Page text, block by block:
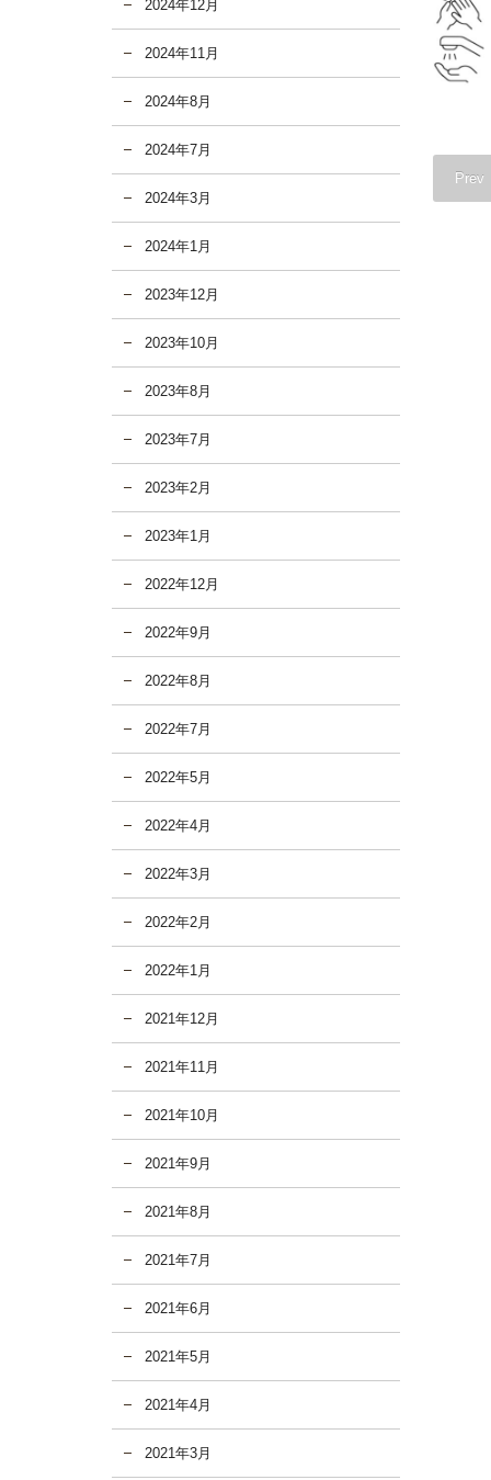
Prev
2024年12月
2024年11月
2024年8月
2024年7月
2024年3月
2024年1月
2023年12月
2023年10月
2023年8月
2023年7月
2023年2月
2023年1月
2022年12月
2022年9月
2022年8月
2022年7月
2022年5月
2022年4月
2022年3月
2022年2月
2022年1月
2021年12月
2021年11月
2021年10月
2021年9月
2021年8月
2021年7月
2021年6月
2021年5月
2021年4月
2021年3月